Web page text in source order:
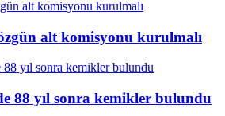
alt komisyonu kurulmalı
88 yıl sonra kemikler bulundu